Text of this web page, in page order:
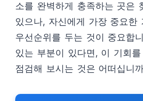
소를 완벽하게 충족하는 곳은
있으나, 자신에게 가장 중요한
우선순위를 두는 것이 중요합
있는 부분이 있다면, 이 기회
점검해 보시는 것은 어떠십니